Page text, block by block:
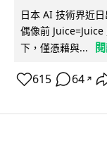
日本 AI 技術界近
偶像前
下，僅憑藉與...
615 64 ↗